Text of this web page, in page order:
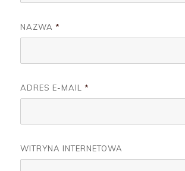
NAZWA *
ADRES E-MAIL *
WITRYNA INTERNETOWA